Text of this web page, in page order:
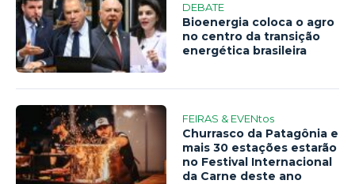
DEBATE
Bioenergia coloca o agro
no centro da transição
energética brasileira
FEIRAS & EVENtos
Churrasco da Patagônia e
mais 30 estações estarão
no Festival Internacional
da Carne deste ano